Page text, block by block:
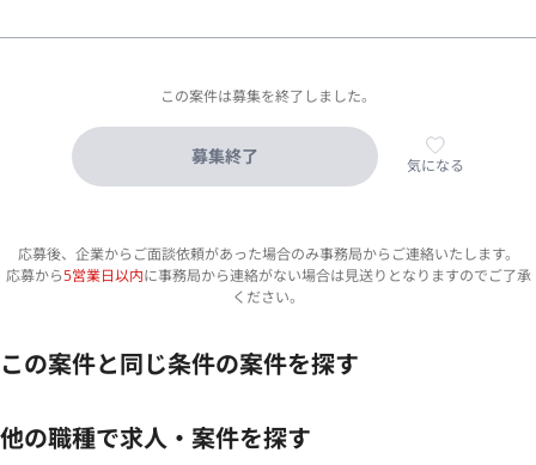
この案件は募集を終了しました。
募集終了 気になる
応募後、企業からご面談依頼があった場合のみ事務局からご連絡いたします。
応募から5営業日以内に事務局から連絡がない場合は見送りとなりますのでご了承
ください。
この案件と同じ条件の案件を探す
他の職種で求人・案件を探す